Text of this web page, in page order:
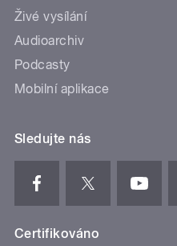
Živé vysílání
Audioarchiv
Podcasty
Mobilní aplikace
Sledujte nás
Certifikováno